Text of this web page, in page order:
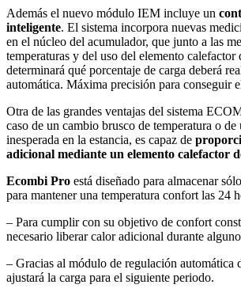
Además el nuevo módulo IEM incluye un
inteligente. El sistema incorpora nuevas
en el núcleo del acumulador, que junto a las
temperaturas y del uso del elemento calefactor
determinará qué porcentaje de carga deberá
automática. Máxima precisión para conseguir
Otra de las grandes ventajas del sistema
caso de un cambio brusco de temperatura o
inesperada en la estancia, es capaz de
adicional mediante un elemento calefactor
Ecombi Pro está diseñado para almacenar
para mantener una temperatura confort las 24
– Para cumplir con su objetivo de confort
necesario liberar calor adicional durante
– Gracias al módulo de regulación automática
ajustará la carga para el siguiente periodo.